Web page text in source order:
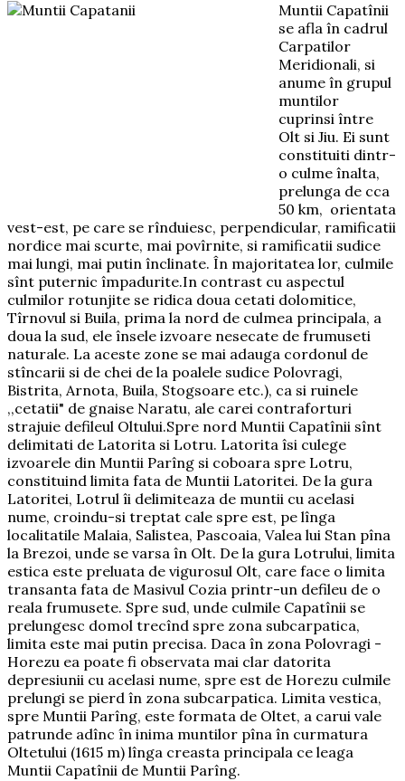
Muntii Capatînii
se afla în cadrul
Carpatilor
Meridionali, si
anume în grupul
muntilor
cuprinsi între
Olt si Jiu. Ei sunt
constituiti dintr-
o culme înalta,
prelunga de cca
50 km, orientata
vest-est, pe care se rînduiesc, perpendicular, ramificatii
nordice mai scurte, mai povîrnite, si ramificatii sudice
mai lungi, mai putin înclinate. În majoritatea lor, culmile
sînt puternic împadurite.In contrast cu aspectul
culmilor rotunjite se ridica doua cetati dolomitice,
Tîrnovul si Buila, prima la nord de culmea principala, a
doua la sud, ele însele izvoare nesecate de frumuseti
naturale. La aceste zone se mai adauga cordonul de
stîncarii si de chei de la poalele sudice Polovragi,
Bistrita, Arnota, Buila, Stogsoare etc.), ca si ruinele
,,cetatii" de gnaise Naratu, ale carei contraforturi
strajuie defileul Oltului.Spre nord Muntii Capatînii sînt
delimitati de Latorita si Lotru. Latorita îsi culege
izvoarele din Muntii Parîng si coboara spre Lotru,
constituind limita fata de Muntii Latoritei. De la gura
Latoritei, Lotrul îi delimiteaza de muntii cu acelasi
nume, croindu-si treptat cale spre est, pe lînga
localitatile Malaia, Salistea, Pascoaia, Valea lui Stan pîna
la Brezoi, unde se varsa în Olt. De la gura Lotrului, limita
estica este preluata de vigurosul Olt, care face o limita
transanta fata de Masivul Cozia printr-un defileu de o
reala frumusete. Spre sud, unde culmile Capatînii se
prelungesc domol trecînd spre zona subcarpatica,
limita este mai putin precisa. Daca în zona Polovragi -
Horezu ea poate fi observata mai clar datorita
depresiunii cu acelasi nume, spre est de Horezu culmile
prelungi se pierd în zona subcarpatica. Limita vestica,
spre Muntii Parîng, este formata de Oltet, a carui vale
patrunde adînc în inima muntilor pîna în curmatura
Oltetului (1615 m) lînga creasta principala ce leaga
Muntii Capatînii de Muntii Parîng.